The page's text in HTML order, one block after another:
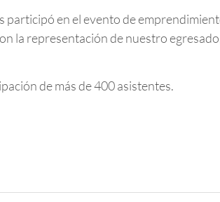
en el evento de
la representación de nuestro
de más de 400 asistentes.